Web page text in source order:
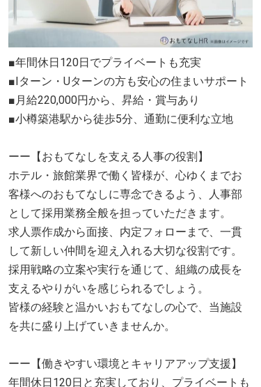
■年間休日120日でプライベートも充実
■Iターン・Uターンの方も安心の住まいサポート
■月給220,000円から、昇給・賞与あり
■小樽築港駅から徒歩5分、通勤に便利な立地
ーー【おもてなしを支える人事の役割】
ホテル・旅館業界で働く皆様が、心ゆくまでお
客様へのおもてなしに専念できるよう、人事部
として採用業務全般を担っていただきます。
求人票作成から面接、内定フォローまで、一貫
して新しい仲間を迎え入れる大切な役割です。
採用戦略の立案や実行を通じて、組織の成長を
支えるやりがいを感じられるでしょう。
皆様の経験と温かいおもてなしの心で、当施設
を共に盛り上げていきませんか。
ーー【働きやすい環境とキャリアアップ支援】
年間休日120日と充実しており、プライベートも